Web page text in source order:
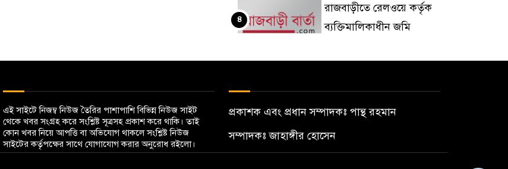
রাজবাড়ীতে রেলওয়ে কর্তৃক
ব্যক্তিমালিকাধীন জমি
প্রতিবাদে মানববন্ধন ও বিক্ষোভ
৪
মানিকগঞ্জের সিএনজি
চালকের লাশ উদ্ধার
৫
এই সাইটে নিজম্ব নিউজ তৈরির পাশাপাশি বিভিন্ন নিউজ সাইট
থেকে খবর সংগ্রহ করে সংশ্লিষ্ট সূত্রসহ প্রকাশ করে থাকি। তাই
কোন খবর নিয়ে আপত্তি বা অভিযোগ থাকলে সংশ্লিষ্ট নিউজ
সাইটের কর্তৃপক্ষের সাথে যোগাযোগ করার অনুরোধ রইলো।
প্রকাশক এবং প্রধান সম্পাদকঃ পান্থ রহমান
সম্পাদকঃ জাহাঙ্গীর হোসেন